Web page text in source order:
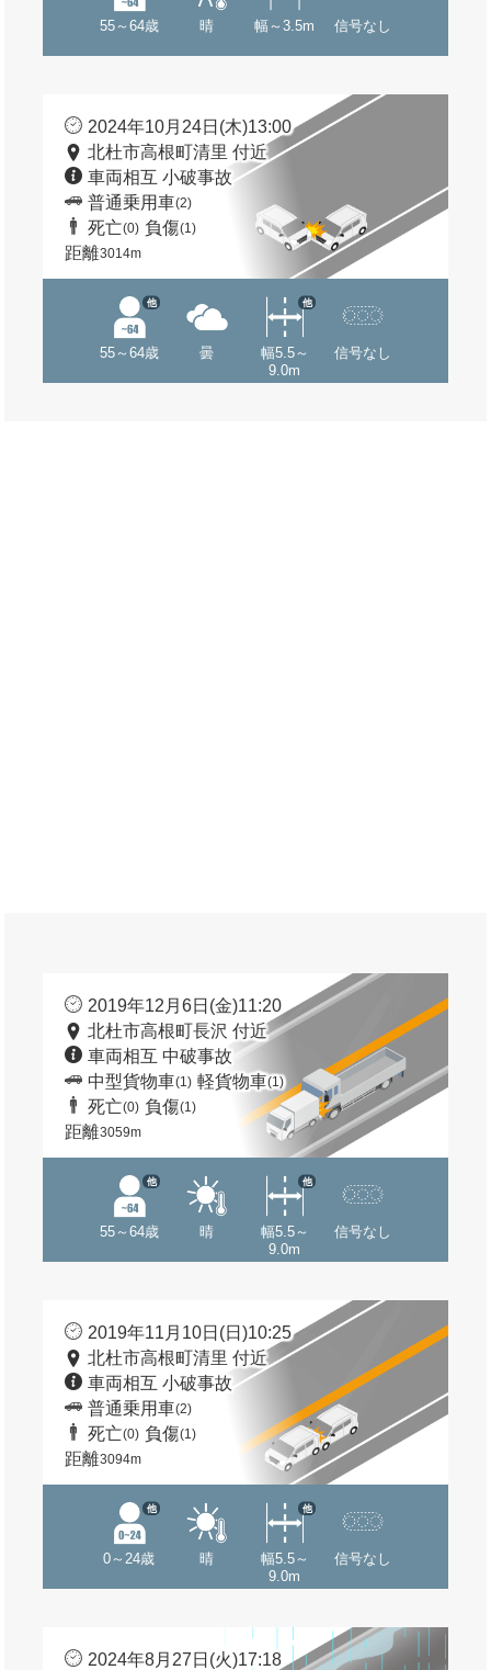
55～64歳 晴 幅～3.5m 信号なし
2024年10月24日(木)13:00
北杜市高根町清里 付近
車両相互 小破事故
普通乗用車(2)
死亡(0) 負傷(1)
距離3014m
55～64歳
他
曇
幅5.5～
9.0m
他
信号なし
2019年12月6日(金)11:20
北杜市高根町長沢 付近
車両相互 中破事故
中型貨物車(1) 軽貨物車(1)
死亡(0) 負傷(1)
距離3059m
55～64歳
他
晴
幅5.5～
9.0m
他
信号なし
2019年11月10日(日)10:25
北杜市高根町清里 付近
車両相互 小破事故
普通乗用車(2)
死亡(0) 負傷(1)
距離3094m
0～24歳
他
晴
幅5.5～
9.0m
他
信号なし
2024年8月27日(火)17:18